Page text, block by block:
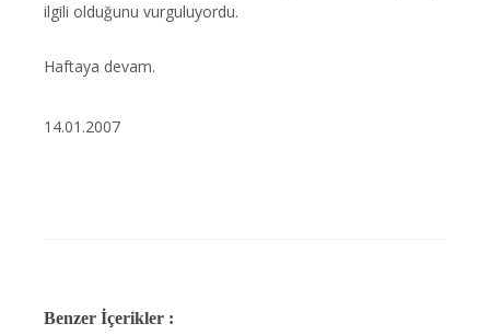
ilgili olduğunu vurguluyordu.
Haftaya devam.
14.01.2007
Benzer İçerikler :